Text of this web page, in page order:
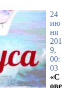
24
ию
ня
201
9,
00:
03
«С
ове